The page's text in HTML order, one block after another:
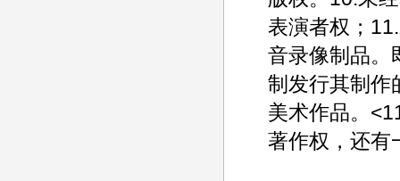
表演者权；
音录像制品。
制发行其制作
美术作品。
著作权，还有